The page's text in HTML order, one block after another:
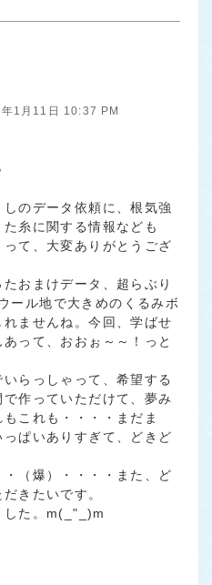
1月11日 10:37 PM
のデータ依頼に、根気強
糸に関する情報なども
て、大変ありがとうござ
おまけデータ、超らぶり
ール地で大きめのくるみボ
ませんね。今回、学ばせ
って、おおぉ～～！っと
らっしゃって、希望する
作っていただけて、夢み
これも・・・・まだま
ぱいありすぎて、どきど
（爆）・・・・また、ど
きたいです。
した。m(_"_)m